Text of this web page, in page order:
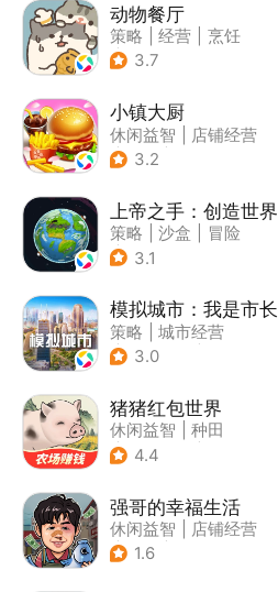
动物餐厅
策略 经营
烹饪
| 宠物
3.7
小镇大厨
休闲益智
店铺经营
| 美食
3.2
上帝之手：创造世界
策略 沙盒
冒险
| 卡通
3.1
模拟城市：我是市长
策略
城市经营
| 模拟城市
3.0
猪猪红包世界
休闲益智
种田
| 田园生活
4.4
强哥的幸福生活
休闲益智
店铺经营
| 卡通
1.6